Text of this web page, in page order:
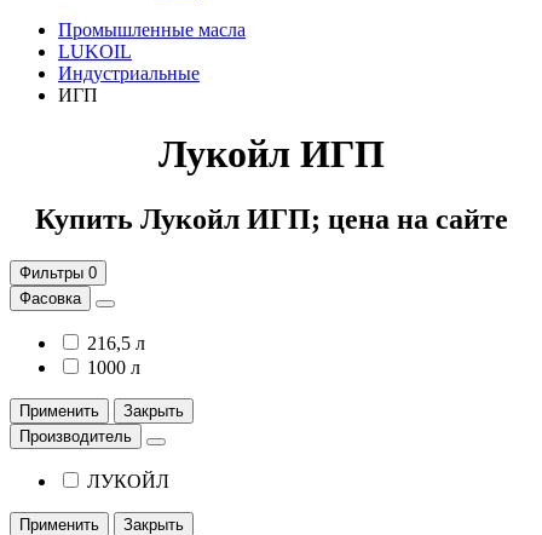
Промышленные масла
LUKOIL
Индустриальные
ИГП
Лукойл ИГП
Купить Лукойл ИГП; цена на сайте
Фильтры 0
Фасовка
216,5 л
1000 л
Применить
Закрыть
Производитель
ЛУКОЙЛ
Применить
Закрыть